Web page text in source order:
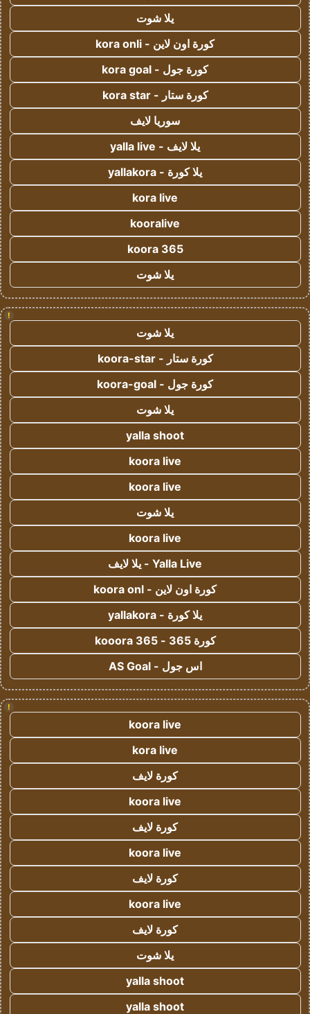
يلا شوت
كورة اون لاين - kora onli
كورة جول - kora goal
كورة ستار - kora star
سوريا لايف
يلا لايف - yalla live
يلا كورة - yallakora
kora live
kooralive
koora 365
يلا شوت
!
يلا شوت
كورة ستار - koora-star
كورة جول - koora-goal
يلا شوت
yalla shoot
koora live
koora live
يلا شوت
koora live
Yalla Live - يلا لايف
كورة اون لاين - koora onl
يلا كورة - yallakora
كورة 365 - kooora 365
اس جول - AS Goal
!
koora live
kora live
كورة لايف
koora live
كورة لايف
koora live
كورة لايف
koora live
كورة لايف
يلا شوت
yalla shoot
yalla shoot